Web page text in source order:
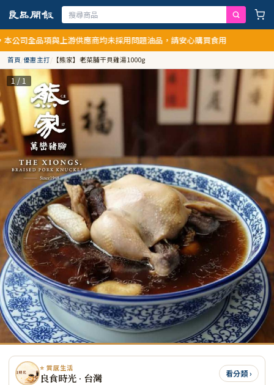
品項與上游供應商均未採用問題油品，請安心購買食用
首頁/優惠主打/ 【熊家】老菜脯干貝雞湯1000g
1 / 1
⭐ 質感生活
良食時光 · 台灣 看分類 ›